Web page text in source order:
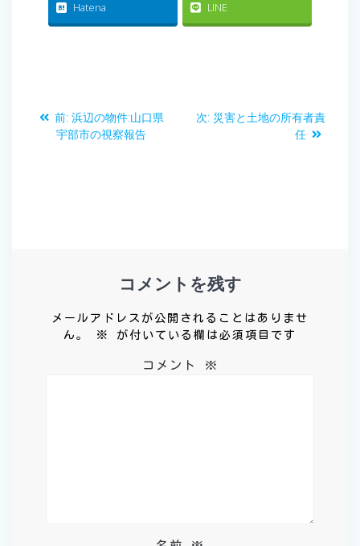
Hatena LINE
前: 前
の
浜辺の物件:山口県
宇部市の視察報告
次: 次
災害と土地の所有者責
任
コメントを残す
メールアドレスが公開されることはありませ
ん。
※ が付いている欄は必須項目です
コメント ※